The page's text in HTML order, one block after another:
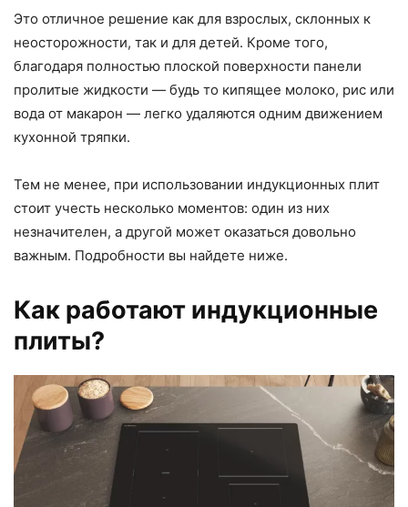
Это отличное решение как для взрослых, склонных к
неосторожности, так и для детей. Кроме того,
благодаря полностью плоской поверхности панели
пролитые жидкости — будь то кипящее молоко, рис или
вода от макарон — легко удаляются одним движением
кухонной тряпки.
Тем не менее, при использовании индукционных плит
стоит учесть несколько моментов: один из них
незначителен, а другой может оказаться довольно
важным. Подробности вы найдете ниже.
Как работают индукционные
плиты?